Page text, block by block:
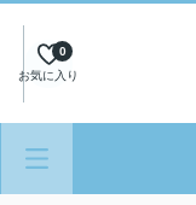
お気に入り
0